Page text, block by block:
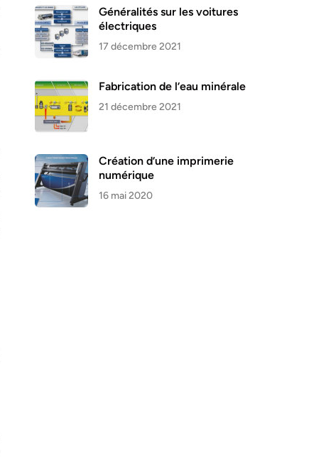
Généralités sur les voitures
électriques
17 décembre 2021
Fabrication de l’eau minérale
21 décembre 2021
Création d’une imprimerie
numérique
16 mai 2020